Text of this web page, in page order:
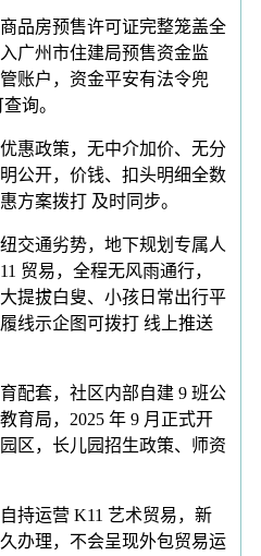
房预售许可证完整笼盖全
广州市住建局预售资金监
账户，资金平安有法令兜
询。
政策，无中介加价、无分
公开，价钱、扣头明细全数
方案拨打 及时同步。
通劣势，地下规划专属人
贸易，全程无风雨通行，
提拔白叟、小孩日常出行平
线示企图可拨打 线上推送
套，社区内部自建 9 班公
育局，2025 年 9 月正式开
区，长儿园招生政策、师资
运营 K11 艺术贸易，新
办理，不会呈现外包贸易运